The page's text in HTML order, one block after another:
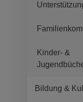
Kinder- &
Bildung &